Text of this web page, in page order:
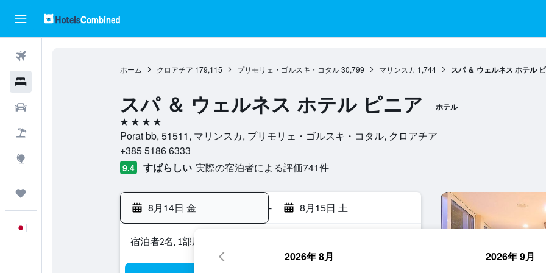
ホーム クロアチア 179,115 プリモリェ・ゴルスキ・コタル 30,799 マリンスカ 1,744 スパ ＆ ウェルネス ホテル
スパ ＆ ウェルネス ホテル ピニア ホテル
4つ星
Porat bb, 51511, マリンスカ, プリモリェ・ゴルスキ・コタル, クロアチア
+385 5186 6333
9.4 すばらしい 実際の宿泊者による評価741​件
8月14日 金 - 8月15日 土
宿泊者2名, 1​部屋
2026年 8月 2026年 9月